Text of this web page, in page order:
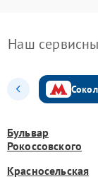
Наш
Бульвар
Рокоссовского
Красносельская